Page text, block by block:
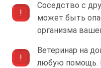
Соседство с
может быть
организма
Ветеринар на
любую помощь.